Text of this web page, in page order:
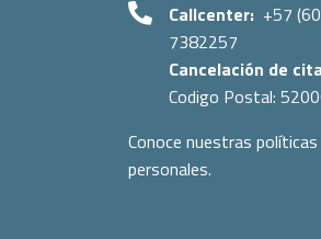
Callcenter: +57
7382257
Cancelación de
Codigo Postal:
Conoce nuestras
personales.